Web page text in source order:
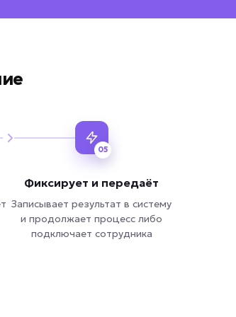
05
Фиксирует и передаёт
Записывает результат в систему
и продолжает процесс либо
подключает сотрудника